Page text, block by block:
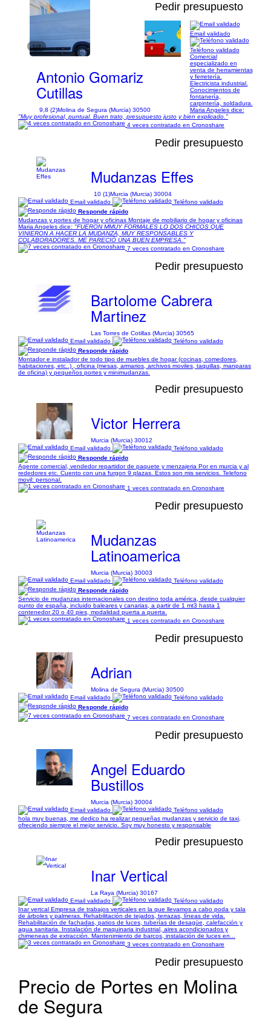
1/2
Pedir presupuesto
Antonio Gomariz
Cutillas
9,8 (2)Molina de Segura (Murcia) 30500
Email validado
Teléfono validado
Comercial
especializado en
venta de herramientas
y ferretería.
Electricista industrial.
Conocimientos de
fontanería,
carpintería, soldadura.
Maria Angeles dice:
"Muy profesional, puntual. Buen trato, presupuesto justo y bien explicado."
4 veces contratado en Cronoshare
Pedir presupuesto
Mudanzas Effes
10 (1)Murcia (Murcia) 30004
Email validado
Teléfono validado
Responde rápido
Mudanzas y portes de hogar y oficinas Montaje de mobiliario de hogar y oficinas
Maria Angeles dice: "FUERON MMUY FORMALES LO DOS CHICOS QUE
VINIERON A HACER LA MUDANZA, MUY RESPONSABLES Y
COLABORADORES. ME PARECIÓ UNA BUEN EMPRESA."
7 veces contratado en Cronoshare
Pedir presupuesto
Bartolome Cabrera
Martinez
Las Torres de Cotillas (Murcia) 30565
Email validado
Teléfono validado
Responde rápido
Montador e instalador de todo tipo de muebles de hogar (cocinas, comedores,
habitaciones, etc..) , oficina (mesas, armarios, archivos moviles, taquillas, manparas
de oficina) y pequeños portes y minimudanzas.
Pedir presupuesto
Victor Herrera
Murcia (Murcia) 30012
Email validado
Teléfono validado
Responde rápido
Agente comercial, vendedor repartidor de paquete y menzajeria Por en murcia y al
rededores etc. Cuento con una furgon 9 plazas. Estos son mis servicios. Telefono
movil: personal.
1 veces contratado en Cronoshare
Pedir presupuesto
Mudanzas
Latinoamerica
Murcia (Murcia) 30003
Email validado
Teléfono validado
Responde rápido
Servicio de mudanzas internacionales con destino toda américa, desde cualquier
punto de españa, incluido baleares y canarias, a partir de 1 mt3 hasta 1
contenedor 20 o 40 pies, modalidad puerta a puerta.
1 veces contratado en Cronoshare
Pedir presupuesto
Adrian
Molina de Segura (Murcia) 30500
Email validado
Teléfono validado
Responde rápido
7 veces contratado en Cronoshare
Pedir presupuesto
Angel Eduardo
Bustillos
Murcia (Murcia) 30004
Email validado
Teléfono validado
hola muy buenas, me dedico ha realizar pequeñas mudanzas y servicio de taxi,
ofreciendo siempre el mejor servicio. Soy muy honesto y responsable
Pedir presupuesto
Inar Vertical
La Raya (Murcia) 30167
Email validado
Teléfono validado
Inar vertcal Empresa de trabajos verticales en la que llevamos a cabo poda y tala
de árboles y palmeras. Rehabilitación de tejados, terrazas, líneas de vida.
Rehabilitación de fachadas, patios de luces, tuberías de desagüe, calefacción y
agua sanitaria. Instalación de maquinaria industrial, aires acondicionados y
chimeneas de extracción. Mantenimiento de barcos, instalación de luces en...
3 veces contratado en Cronoshare
Pedir presupuesto
Precio de Portes en Molina
de Segura